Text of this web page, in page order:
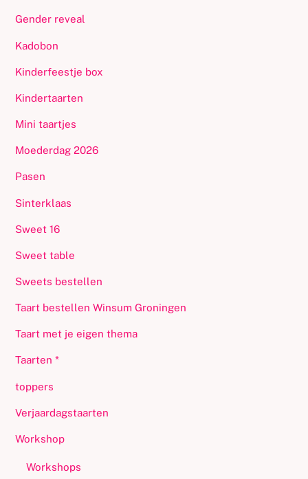
Gender reveal
Kadobon
Kinderfeestje box
Kindertaarten
Mini taartjes
Moederdag 2026
Pasen
Sinterklaas
Sweet 16
Sweet table
Sweets bestellen
Taart bestellen Winsum Groningen
Taart met je eigen thema
Taarten *
toppers
Verjaardagstaarten
Workshop
Workshops